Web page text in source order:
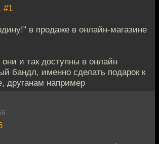
#1
в продаже в онлайн-магазине
они и так доступны в онлайн
бандл, именно сделать подарок к
друганам например